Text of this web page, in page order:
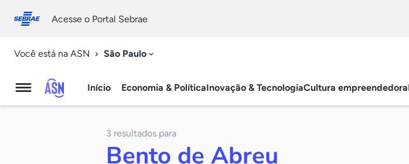
conosco
Acesse o Portal Sebrae
Você está na ASN São Paulo
Agência
Início Economia & PolíticaInovação & TecnologiaCultura empreendedora
3 resultados para
Bento de Abreu